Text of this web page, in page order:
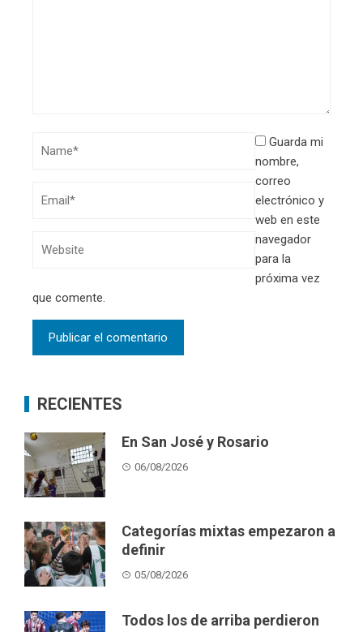
Guarda mi
nombre,
correo
electrónico y
web en este
navegador
para la
próxima vez
que comente.
RECIENTES
En San José y Rosario
06/08/2026
Categorías mixtas empezaron a
definir
05/08/2026
Todos los de arriba perdieron